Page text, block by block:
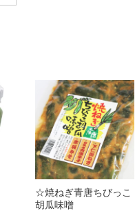
☆焼ねぎ青唐ちびっこ
胡瓜味噌